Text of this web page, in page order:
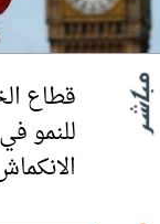
قطاع
للنمو